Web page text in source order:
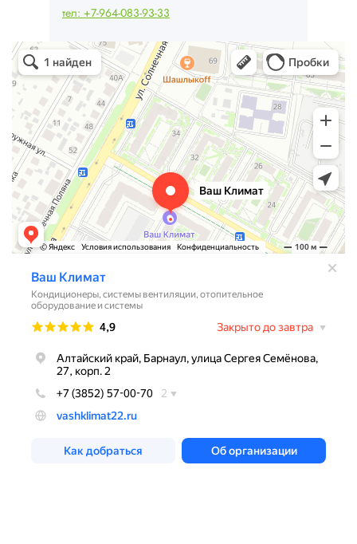
тел: +7-964-083-93-33
Ваш Климат
Кондиционеры в Барнауле
Системы вентиляции в Барнауле